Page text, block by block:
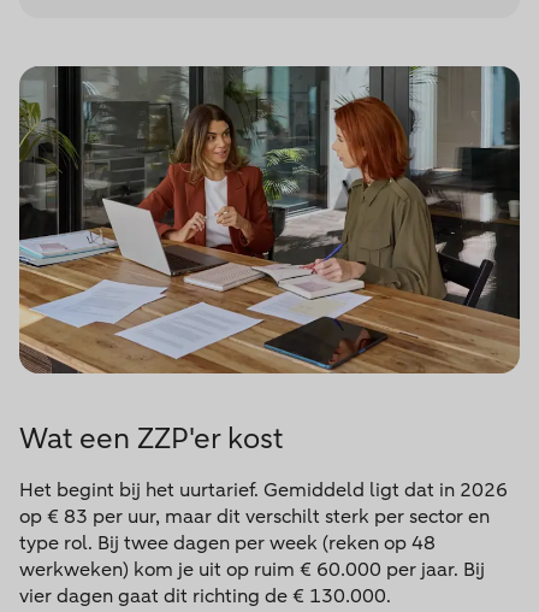
Wat een ZZP'er kost
Het begint bij het uurtarief. Gemiddeld ligt dat in 2026
op € 83 per uur, maar dit verschilt sterk per sector en
type rol. Bij twee dagen per week (reken op 48
werkweken) kom je uit op ruim € 60.000 per jaar. Bij
vier dagen gaat dit richting de € 130.000.